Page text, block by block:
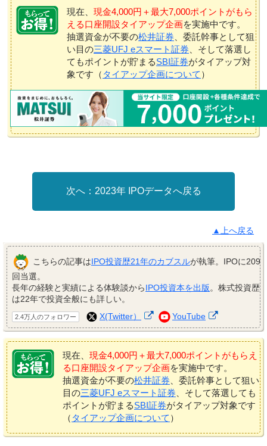
現在、 現金4,000円＋最大7,000ポイントがもら
える口座開設タイアップ企画を実施中です。
抽選資金が不要の松井証券 、委託幹事として狙
い目の三菱UFJ eスマート証券 、そして落選し
てもポイントが貯まるSBI証券がタイアップ対
象です（ タイアップ企画について ）
2023年 IPOデータへ戻る
▲上へ戻る
こちらの記事はIPO投資歴21年のカブスルが執筆。IPOに209
回当選。
長年の経験と実績による体験談からIPO投資本を出版。株式投資歴
は22年で投資全般にも詳しい。
2.4万人のフォロワー X(Twitter） YouTube
現在、 現金4,000円＋最大7,000ポイントがもらえ
る口座開設タイアップ企画を実施中です。
抽選資金が不要の松井証券、委託幹事として狙い
目の三菱UFJ eスマート証券、そして落選しても
ポイントが貯まるSBI証券がタイアップ対象です
（ タイアップ企画について ）